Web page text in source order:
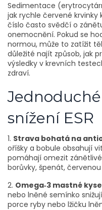
Sedimentace
jak rychle červené krvinky
číslo často svědčí o
onemocnění. Pokud se
normou, může to zatížit
důležité najít způsob, jak
výsledky v krevních
zdraví.
snížení ESR
1. Strava bohatá na
oříšky a bobule obsahují
pomáhají omezit
borůvky, špenát,
2. Omega‑3 mastné
nebo lněné semínko
porce ryby nebo lžičku